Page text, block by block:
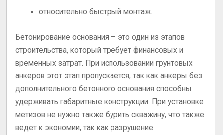
относительно быстрый монтаж.
Бетонирование основания – это один из этапов
строительства, который требует финансовых и
временных затрат. При использовании грунтовых
анкеров этот этап пропускается, так как анкеры без
дополнительного бетонного основания способны
удерживать габаритные конструкции. При установке
метизов не нужно также бурить скважину, что также
ведет к экономии, так как разрушение